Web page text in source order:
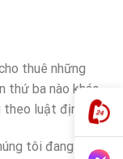
thuê những
thứ ba nào khác
luật định.
tôi đang nắm